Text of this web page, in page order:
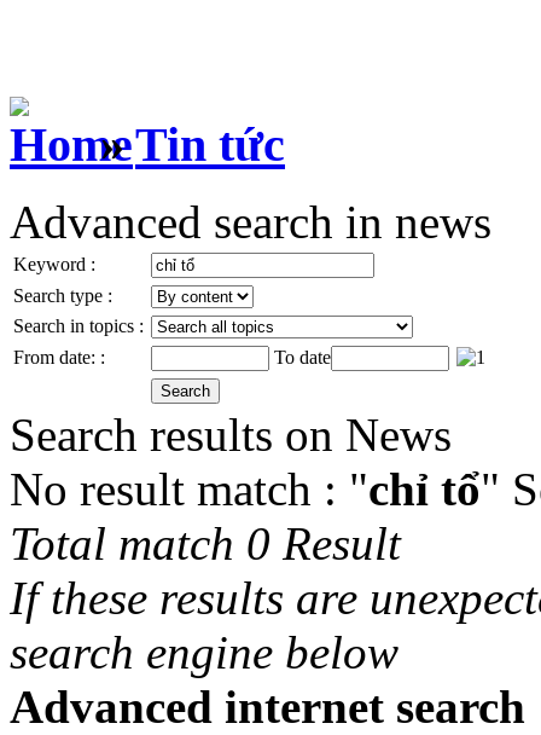
» Tin tức
Advanced search in news
Keyword :
Search type :
Search in topics :
From date: :
To date
Search results on News
No result match : "chỉ tổ"
Total match 0 Result
If these results are
search engine below
Advanced internet search